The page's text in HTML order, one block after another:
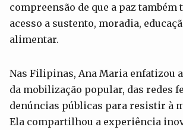
compreensão de que a paz também
acesso a sustento, moradia,
alimentar.
Nas Filipinas, Ana Maria enfatizou
da mobilização popular, das redes
denúncias públicas para resistir à
Ela compartilhou a experiência